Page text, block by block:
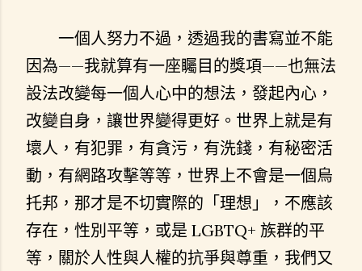
一個人努力不過，透過我的書寫並不能
因為——我就算有一座矚目的獎項——也無法
設法改變每一個人心中的想法，發起內心，
改變自身，讓世界變得更好。世界上就是有
壞人，有犯罪，有貪污，有洗錢，有秘密活
動，有網路攻擊等等，世界上不會是一個烏
托邦，那才是不切實際的「理想」，不應該
存在，性別平等，或是 LGBTQ+ 族群的平
等，關於人性與人權的抗爭與尊重，我們又